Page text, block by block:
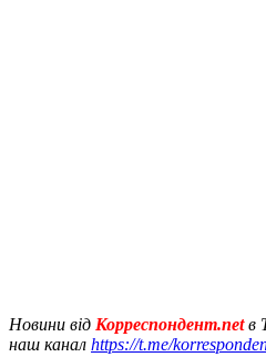
Новини від Корреспондент.netв
наш канал https://t.me/